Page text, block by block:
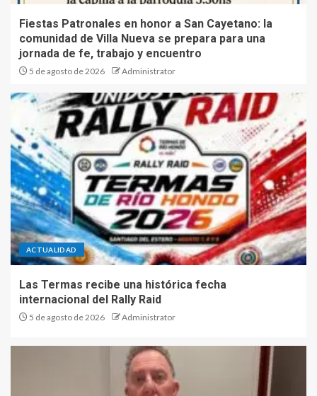
5
Tras el triunfo de Gattella, la
definición de las bancas del
Concejo Deliberante genera
tensiones y reclamos
1
Fiestas Patronales en honor
a San Cayetano: la comunidad
de Villa Nueva se prepara
para una jornada de fe,
trabajo y encuentro
Las Termas recibe una
histórica fecha internacional
del Rally Raid
“Tenemos asegurada la
gobernabilidad por cuatro
tras el recuento definitivo
Fiestas Patronales en honor a San Cayetano: la
comunidad de Villa Nueva se prepara para una
jornada de fe, trabajo y encuentro
5 de agosto de 2026 Administrator
ACTUALIDAD
Las Termas recibe una histórica fecha
internacional del Rally Raid
5 de agosto de 2026 Administrator